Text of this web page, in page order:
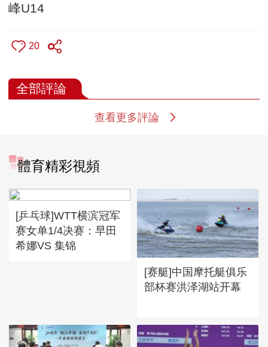
峰U14
20
全部評論
查看更多評論
體育精彩視頻
[乒乓球]WTT横滨冠军
赛女单1/4决赛：早田
希娜VS 集锦
[赛艇]中国摩托艇俱乐
部杯赛洪泽湖站开幕